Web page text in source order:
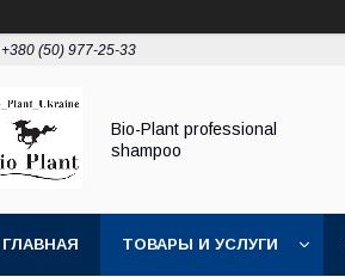
+380 (50) 977-25-33
Bio-Plant professional
shampoo
ГЛАВНАЯ ТОВАРЫ И УСЛУГИ